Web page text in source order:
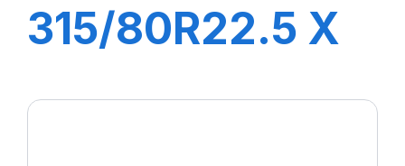
315/80R22.5 X